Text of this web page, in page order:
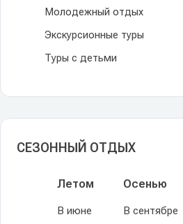
Молодежный отдых
Экскурсионные туры
Туры с детьми
СЕЗОННЫЙ ОТДЫХ
Летом
В июне
Осенью
В сентябре